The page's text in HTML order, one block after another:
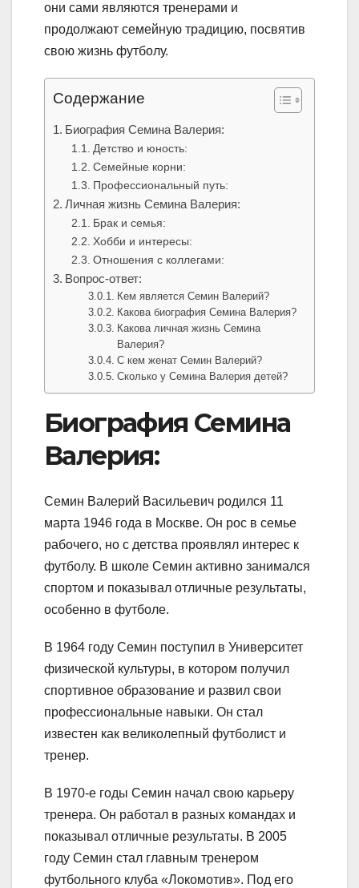
они сами являются тренерами и
продолжают семейную традицию, посвятив
свою жизнь футболу.
Содержание
Биография Семина Валерия:
Детство и юность:
Семейные корни:
Профессиональный путь:
Личная жизнь Семина Валерия:
Брак и семья:
Хобби и интересы:
Отношения с коллегами:
Вопрос-ответ:
Кем является Семин Валерий?
Какова биография Семина Валерия?
Какова личная жизнь Семина
Валерия?
С кем женат Семин Валерий?
Сколько у Семина Валерия детей?
Биография Семина
Валерия:
Семин Валерий Васильевич родился 11
марта 1946 года в Москве. Он рос в семье
рабочего, но с детства проявлял интерес к
футболу. В школе Семин активно занимался
спортом и показывал отличные результаты,
особенно в футболе.
В 1964 году Семин поступил в Университет
физической культуры, в котором получил
спортивное образование и развил свои
профессиональные навыки. Он стал
известен как великолепный футболист и
тренер.
В 1970-е годы Семин начал свою карьеру
тренера. Он работал в разных командах и
показывал отличные результаты. В 2005
году Семин стал главным тренером
футбольного клуба «Локомотив». Под его